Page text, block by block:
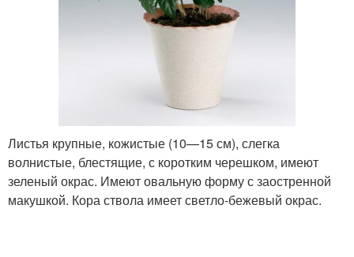
Листья крупные, кожистые (10—15 см), слегка
волнистые, блестящие, с коротким черешком, имеют
зеленый окрас. Имеют овальную форму с заостренной
макушкой. Кора ствола имеет светло-бежевый окрас.